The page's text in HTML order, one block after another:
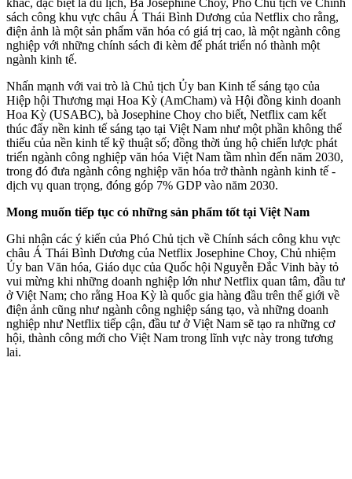
sách công khu vực châu Á Thái Bình Dương của Netflix cho rằng,
điện ảnh là một sản phẩm văn hóa có giá trị cao, là một ngành công
nghiệp với những chính sách đi kèm để phát triển nó thành một
ngành kinh tế.
Nhấn mạnh với vai trò là Chủ tịch Ủy ban Kinh tế sáng tạo của
Hiệp hội Thương mại Hoa Kỳ (AmCham) và Hội đồng kinh doanh
Hoa Kỳ (USABC), bà Josephine Choy cho biết, Netflix cam kết
thúc đẩy nền kinh tế sáng tạo tại Việt Nam như một phần không thể
thiếu của nền kinh tế kỹ thuật số; đồng thời ủng hộ chiến lược phát
triển ngành công nghiệp văn hóa Việt Nam tầm nhìn đến năm 2030,
trong đó đưa ngành công nghiệp văn hóa trở thành ngành kinh tế -
dịch vụ quan trọng, đóng góp 7% GDP vào năm 2030.
Mong muốn tiếp tục có những sản phẩm tốt tại Việt Nam
Ghi nhận các ý kiến của Phó Chủ tịch về Chính sách công khu vực
châu Á Thái Bình Dương của Netflix Josephine Choy, Chủ nhiệm
Ủy ban Văn hóa, Giáo dục của Quốc hội Nguyễn Đắc Vinh bày tỏ
vui mừng khi những doanh nghiệp lớn như Netflix quan tâm, đầu tư
ở Việt Nam; cho rằng Hoa Kỳ là quốc gia hàng đầu trên thế giới về
điện ảnh cũng như ngành công nghiệp sáng tạo, và những doanh
nghiệp như Netflix tiếp cận, đầu tư ở Việt Nam sẽ tạo ra những cơ
hội, thành công mới cho Việt Nam trong lĩnh vực này trong tương
lai.